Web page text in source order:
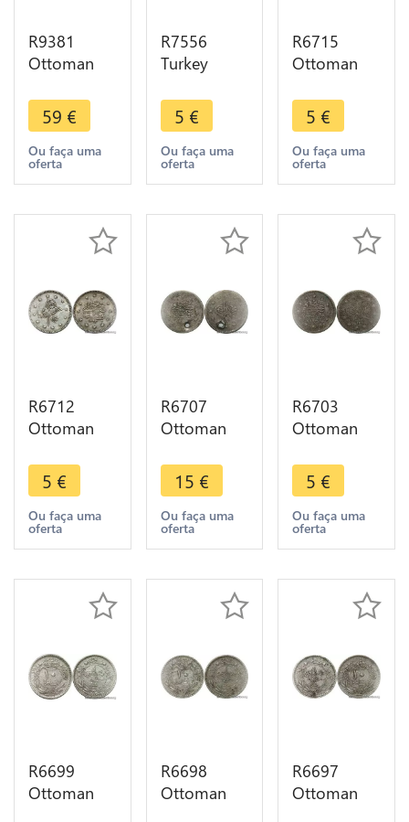
R9381
Ottoman
Kurush
Mahmud II
AH 1223
/28 1835
Silver
59 €
Ou faça uma
oferta
R7556
Turkey
Empire 1
Kurush
Abdul
Hamid II
Silver ->
5 €
Ou faça uma
oferta
R6715
Ottoman
Turkey 1
Kurush
Abdul
Hamid II
/17 1892
5 €
Ou faça uma
oferta
R6712
Ottoman
Turkey 1
Kurush
Abdul
Hamid II
/32 1906
5 €
Ou faça uma
oferta
R6707
Ottoman
Turkey 1
Kurush
Abdülmecid
I AH 1255
Silver
15 €
Ou faça uma
oferta
R6703
Ottoman
Turkey 1
Kurush
Abdul
Hamid II
/11 1886
5 €
Ou faça uma
oferta
R6699
Ottoman
R6698
Ottoman
R6697
Ottoman